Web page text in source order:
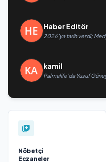
Haber Editör
2026’ya tarih verdi;
kamil
Palmalife’da Yusuf
Nöbetçi
Eczaneler